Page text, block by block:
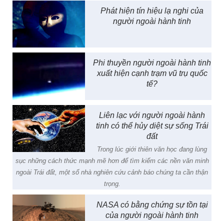
Phát hiện tín hiệu lạ nghi của
người ngoài hành tinh
Phi thuyền người ngoài hành tinh
xuất hiện cạnh trạm vũ trụ quốc
tế?
Liên lạc với người ngoài hành
tinh có thể hủy diệt sự sống Trái
đất
Trong lúc giới thiên văn học đang lùng
sục những cách thức mạnh mẽ hơn để tìm kiếm các nền văn minh
ngoài Trái đất, một số nhà nghiên cứu cảnh báo chúng ta cần thận
trọng.
NASA có bằng chứng sự tồn tại
của người ngoài hành tinh